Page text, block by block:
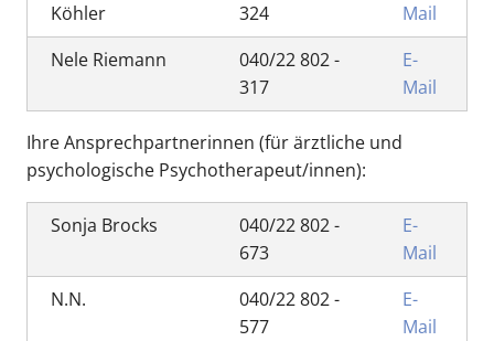
Köhler
324
Mail
Nele Riemann
040/22 802 -
317
E-
Mail
Ihre Ansprechpartnerinnen (für ärztliche und
psychologische Psychotherapeut/innen):
Sonja Brocks
040/22 802 -
673
E-
Mail
N.N.
040/22 802 -
577
E-
Mail